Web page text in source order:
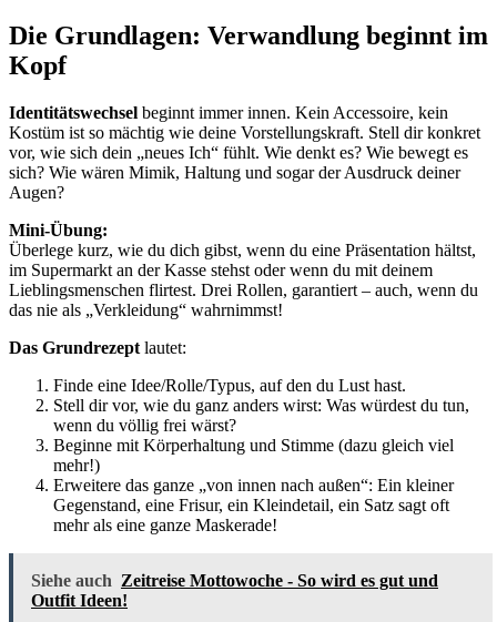
Die Grundlagen: Verwandlung beginnt im
Kopf
Identitätswechsel beginnt immer innen. Kein Accessoire, kein
Kostüm ist so mächtig wie deine Vorstellungskraft. Stell dir konkret
vor, wie sich dein „neues Ich“ fühlt. Wie denkt es? Wie bewegt es
sich? Wie wären Mimik, Haltung und sogar der Ausdruck deiner
Augen?
Mini-Übung:
Überlege kurz, wie du dich gibst, wenn du eine Präsentation hältst,
im Supermarkt an der Kasse stehst oder wenn du mit deinem
Lieblingsmenschen flirtest. Drei Rollen, garantiert – auch, wenn du
das nie als „Verkleidung“ wahrnimmst!
Das Grundrezept lautet:
Finde eine Idee/Rolle/Typus, auf den du Lust hast.
Stell dir vor, wie du ganz anders wirst: Was würdest du tun,
wenn du völlig frei wärst?
Beginne mit Körperhaltung und Stimme (dazu gleich viel
mehr!)
Erweitere das ganze „von innen nach außen“: Ein kleiner
Gegenstand, eine Frisur, ein Kleindetail, ein Satz sagt oft
mehr als eine ganze Maskerade!
Siehe auch Zeitreise Mottowoche - So wird es gut und
Outfit Ideen!